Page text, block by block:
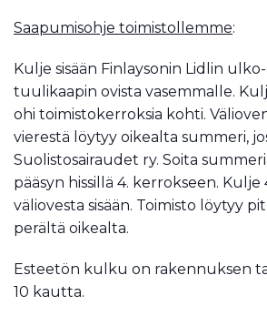
Saapumisohje toimistollemme:
Kulje sisään Finlaysonin Lidlin
tuulikaapin ovista vasemmalle.
ohi toimistokerroksia kohti.
vierestä löytyy oikealta summeri,
Suolistosairaudet ry. Soita
pääsyn hissillä 4. kerrokseen. Kulje
väliovesta sisään. Toimisto löytyy
perältä oikealta.
Esteetön kulku on rakennuksen
10 kautta.